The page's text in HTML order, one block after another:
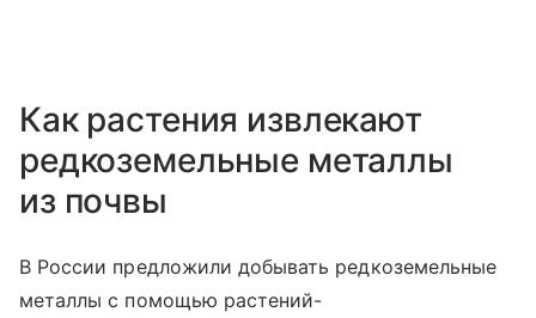
Как растения извлекают
редкоземельные металлы
из почвы
В России предложили добывать редкоземельные
металлы с помощью растений-